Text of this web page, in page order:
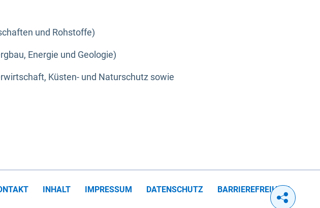
und Rohstoffe)
Energie und Geologie)
Küsten- und Naturschutz sowie
INHALT IMPRESSUM DATENSCHUTZ BARRIEREFREIHEIT